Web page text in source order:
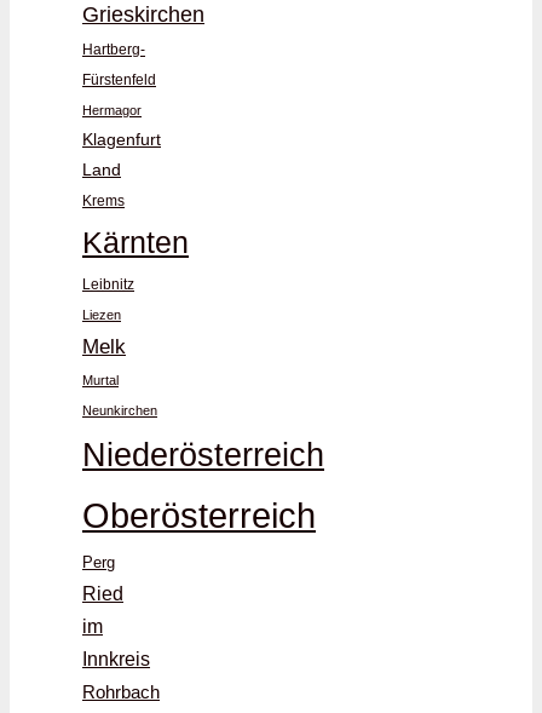
Grieskirchen
Hartberg-
Fürstenfeld
Hermagor
Klagenfurt
Land
Krems
Kärnten
Leibnitz
Liezen
Melk
Murtal
Neunkirchen
Niederösterreich
Oberösterreich
Perg
Ried
im
Innkreis
Rohrbach